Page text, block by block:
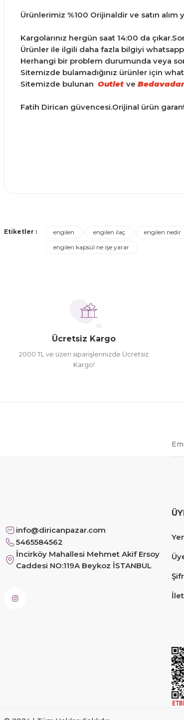
Ürünlerimiz %100 Orijinaldir ve satın
Kargolarınız hergün saat 14:00 da
Ürünler ile ilgili daha fazla bilgiyi
Herhangi bir problem durumunda veya
Sitemizde bulamadığınız ürünler için
Sitemizde bulunan Outlet ve
Fatih Dirican güvencesi.Orijinal ürün
Ürün resmi kalitesiz, bozuk veya
Bu ürüne benzer farklı alternatifler olmalı.
Hamit Çakıcı | 15/04/2026
Hamit Çakıcı | 15/04/2026
Siteye üyelik gayet kolay, güvenli ödeme,
Fahrettin Vural | 11/11/2025
sorunsuz elime ulaştı teşekkürler
Etiketler : engilen engilen ilaç engilen nedir
engilen kapsül ne işe yarar
Ücretsiz Kargo
2000 TL ve üzeri siparişlerinizde Ücretsiz
Kargo!
info@diricanpazar.com
5465584562
İncirköy Mahallesi Mehmet Akif Ersoy
Caddesi NO:119A Beykoz İSTANBUL